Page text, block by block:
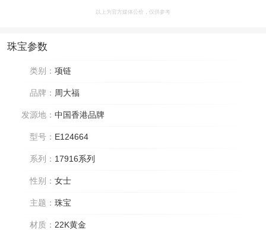
以上为官方媒体公价，仅供参考
珠宝参数
类别： 项链
品牌： 周大福
发源地： 中国香港品牌
型号： E124664
系列： 17916系列
性别： 女士
主题： 珠宝
材质： 22K黄金